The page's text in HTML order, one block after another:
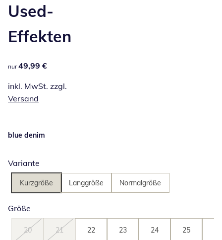
Used-
Effekten
49,99 €
nur 49,99 €
inkl. MwSt. zzgl.
Versand
blue denim
Variante
Kurzgröße Langgröße Normalgröße
Größe
20 21 22 23 24 25